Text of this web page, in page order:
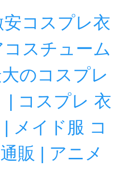
コスプレ衣
スチューム
のコスプレ
| コスプレ 衣
メイド服 コ
販 | アニメ